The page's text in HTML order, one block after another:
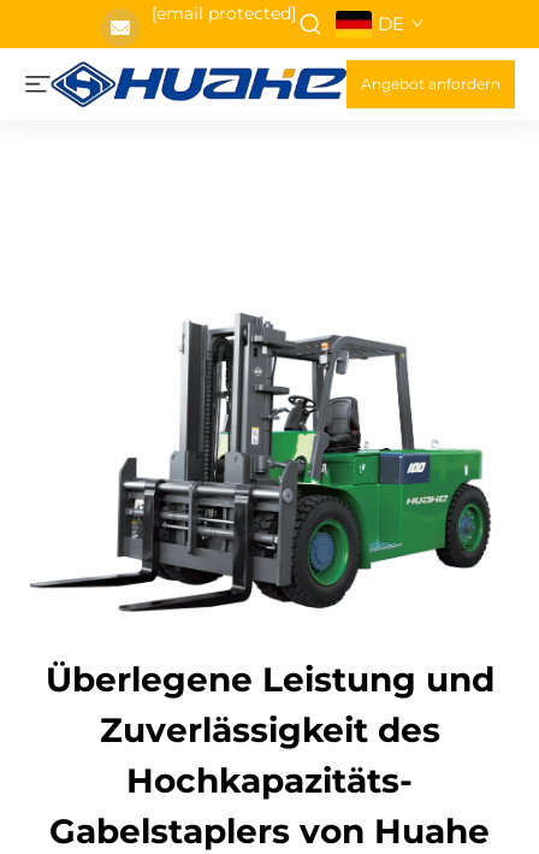
[email protected] DE
Angebot anfordern
Überlegene Leistung und
Zuverlässigkeit des
Hochkapazitäts-
Gabelstaplers von Huahe